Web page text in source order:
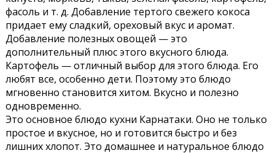
фасоль и т. д. Добавление тертого свежего кокоса
придает ему сладкий, ореховый вкус и аромат.
Добавление полезных овощей — это
дополнительный плюс этого вкусного блюда.
Картофель — отличный выбор для этого блюда. Его
любят все, особенно дети. Поэтому это блюдо
мгновенно становится хитом. Вкусно и полезно
одновременно.
Это основное блюдо кухни Карнатаки. Оно не только
простое и вкусное, но и готовится быстро и без
лишних хлопот. Это домашнее и натуральное блюдо